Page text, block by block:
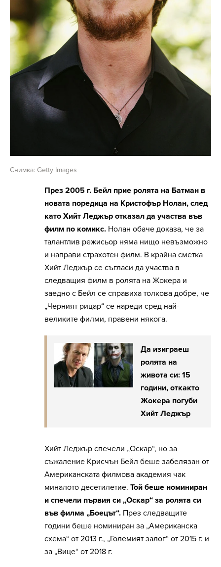
Снимка: Getty Images
През 2005 г. Бейл прие ролята на Батман в
новата поредица на Кристофър Нолан, след
като Хийт Леджър отказал да участва във
филм по комикс. Нолан обаче доказа, че за
талантлив режисьор няма нищо невъзможно
и направи страхотен филм. В крайна сметка
Хийт Леджър се съгласи да участва в
следващия филм в ролята на Жокера и
заедно с Бейл се справиха толкова добре, че
„Черният рицар“ се нареди сред най-
великите филми, правени някога.
Да изиграеш
ролята на
живота си: 15
години, откакто
Жокера погуби
Хийт Леджър
Хийт Леджър спечели „Оскар“, но за
съжаление Крисчън Бейл беше забелязан от
Американската филмова академия чак
миналото десетилетие. Той беше номиниран
и спечели първия си „Оскар“ за ролята си
във филма „Боецът“. През следващите
години беше номиниран за „Американска
схема“ от 2013 г., „Големият залог“ от 2015 г. и
за „Вице“ от 2018 г.